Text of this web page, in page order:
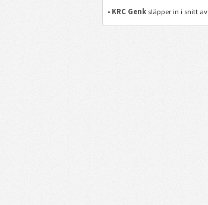
• KRC Genk släpper in i snitt av